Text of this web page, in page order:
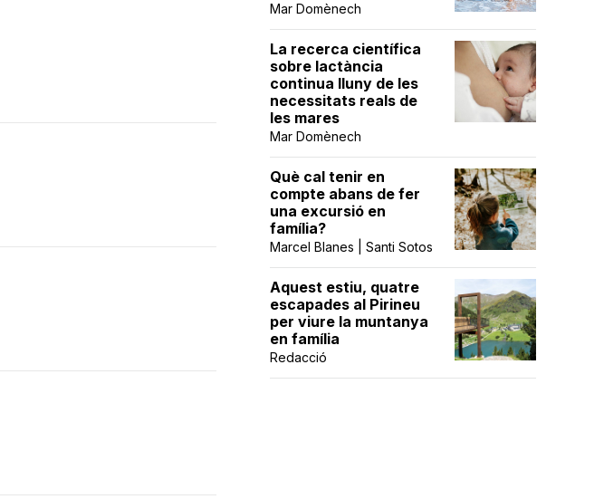
Mar Domènech
La recerca científica
sobre lactància
continua lluny de les
necessitats reals de
les mares
Mar Domènech
Què cal tenir en
compte abans de fer
una excursió en
família?
Marcel Blanes | Santi Sotos
Aquest estiu, quatre
escapades al Pirineu
per viure la muntanya
en família
Redacció